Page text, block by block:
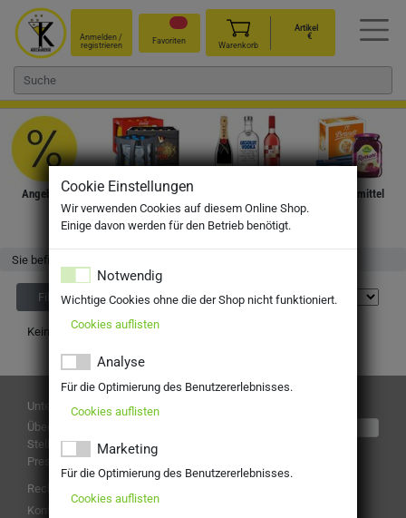
Anmelden /
registrieren
Favoriten Warenkorb
Artikel
€
Angebote Getränke
Spirituosen
Nahrungsmittel
Sie befinden sich hier:
Filter
Keine Produkte gefunden.
Unternehmen
Über uns
Stellenangebote
Presse
Rechtliches
Kontakt
Cookie Einstellungen
Wir verwenden Cookies auf diesem Online Shop.
Einige davon werden für den Betrieb benötigt.
Notwendig
Wichtige Cookies ohne die der Shop nicht funktioniert.
Cookies auflisten
Analyse
Für die Optimierung des Benutzererlebnisses.
Cookies auflisten
Marketing
Für die Optimierung des Benutzererlebnisses.
Cookies auflisten